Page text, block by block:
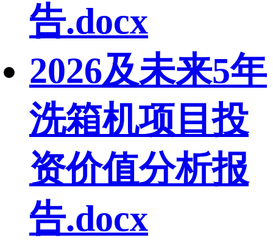
告.docx
2026及未来5年
洗箱机项目投
资价值分析报
告.docx